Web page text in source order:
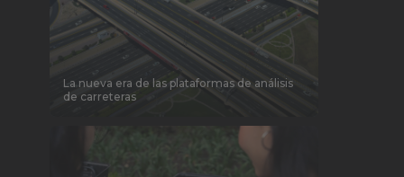
La nueva era de las plataformas de análisis
de carreteras